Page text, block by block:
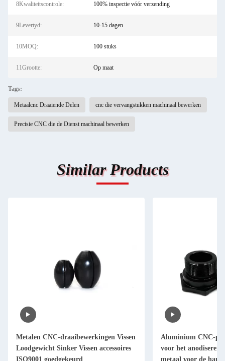
8Kwaliteitscontrole: 100% inspectie vóór verzending
9Levertyd: 10-15 dagen
10MOQ: 100 stuks
11Grootte: Op maat
Tags:
Metaalcnc Draaiende Delen cnc die vervangstukken machinaal bewerken
Precisie CNC die de Dienst machinaal bewerken
Similar Products
Metalen CNC-draaibewerkingen Vissen
Loodgewicht Sinker Vissen accessoires
ISO9001 goedgekeurd
Aluminium CNC-
voor het anodiseren
metaal voor de